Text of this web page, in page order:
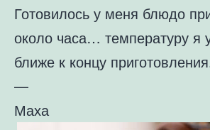
Готовилось у меня блюдо
около часа… температуру я
ближе к концу
—
Маха